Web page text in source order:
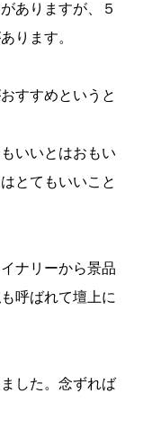
ありますが、５
ります。
すすめというと
いいとはおもい
とてもいいこと
ナリーから景品
呼ばれて壇上に
した。念ずれば